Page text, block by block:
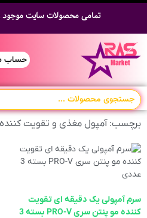
تمامی محصولات سایت
حساب
برچسب: آمپول مغذی و تقویت
سرم آمپولی یک دقیقه ای تقویت
کننده مو پنتن سری PRO-V بسته 3